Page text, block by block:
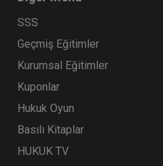
SSS
Geçmiş Eğitimler
Kurumsal Eğitimler
Kuponlar
Hukuk Oyun
Basılı Kitaplar
HUKUK TV